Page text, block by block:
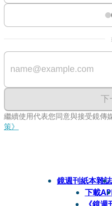
下
繼續使用代表您同意與接受鏡傳
策》
鏡週刊紙本雜誌
下載